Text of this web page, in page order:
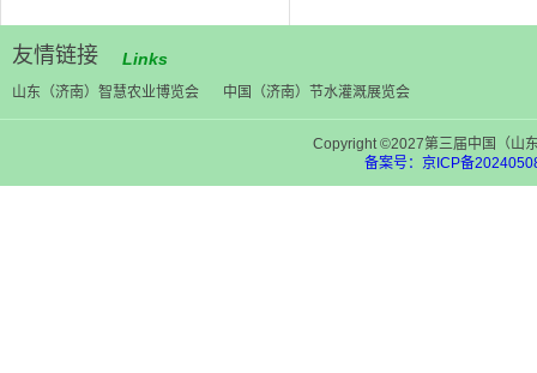
友情链接 Links
山东（济南）智慧农业博览会 中国（济南）节水灌溉展览会
Copyright ©2027第三届中国（山
备案号：京ICP备